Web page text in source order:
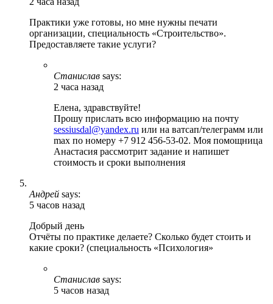
Практики уже готовы, но мне нужны печати
организации, специальность «Строительство».
Предоставляете такие услуги?
Станислав says:
2 часа назад
Елена, здравствуйте!
Прошу прислать всю информацию на почту
sessiusdal@yandex.ru или на ватсап/телеграмм или
max по номеру +7 912 456-53-02. Моя помощница
Анастасия рассмотрит задание и напишет
стоимость и сроки выполнения
Андрей says:
5 часов назад
Добрый день
Отчёты по практике делаете? Сколько будет стоить и
какие сроки? (специальность «Психология»
Станислав says:
5 часов назад